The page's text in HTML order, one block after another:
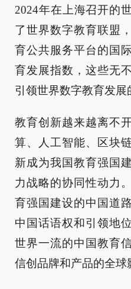
2024年在上海召开的
了世界数字教育联盟
育公共服务平台的国
育发展指数，这些无
引领世界数字教育发展
教育创新越来越离不
算、人工智能、区块
新成为我国教育强国
力战略的协同性动力
育强国建设的中国道
中国话语权和引领地
世界一流的中国教育
信创品牌和产品的全球